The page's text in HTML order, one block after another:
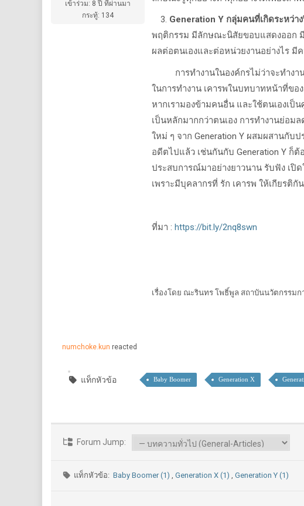
เข้าร่วม: 8 ปี ที่ผ่านมา
กระทู้: 134
Generation Y กลุ่มคนที่เกิดระหว่
พฤติกรรม มีลักษณะนิสัยขอบแสดงออก มี
ผลต่อตนเองและต่อหน่วยงานอย่างไร มี
การทำงานในองค์กรไม่ว่าจะทำงานกั
ในการทำงาน เคารพในบทบาทหน้าที่ขอ
หากเรามองข้ามคนอื่น และใช้ตนเองเป็
เป็นหลักมากกว่าตนเอง การทำงานย่อม
ใหม่ ๆ จาก Generation Y ผสมผสานกับ
อดีตไปแล้ว เช่นกันกับ Generation Y ก็
ประสบการณ์มาอย่างยาวนาน รับฟัง เปิ
เพราะมีบุคลากรที่ รัก เคารพ ให้เกียรติ
ที่มา : https://bit.ly/2nq8swn
เรื่องโดย ณะรินทร โพธิ์พูล สถาบันนวัตกรรมก
numchoke.kun reacted
แท็กหัวข้อ Baby Boomer Generation X
Forum Jump:
แท็กหัวข้อ:Baby Boomer (1), Generation X (1), Generation Y (1)